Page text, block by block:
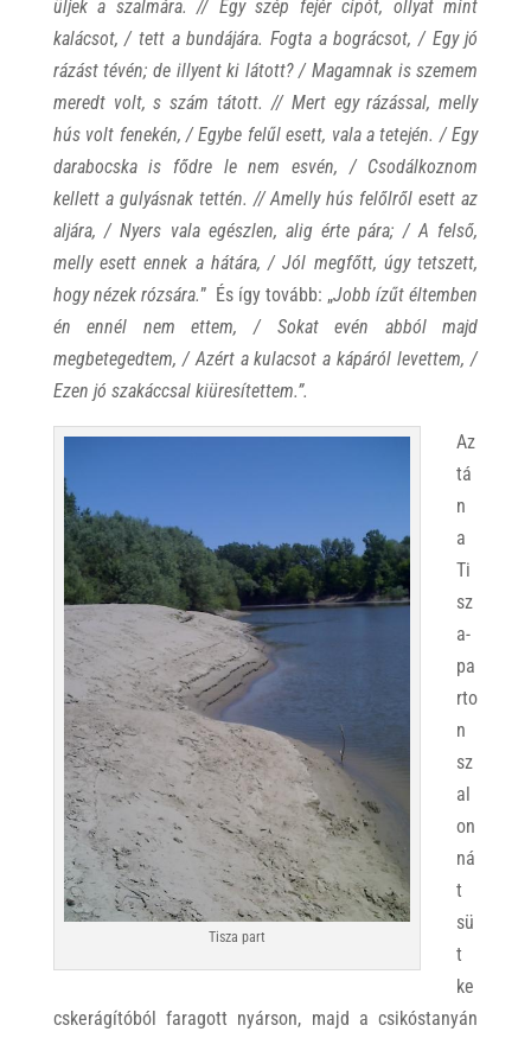
üljek a szalmára. // Egy szép fejér cipót, ollyat mint
kalácsot, / tett a bundájára. Fogta a bográcsot, / Egy jó
rázást tévén; de illyent ki látott? / Magamnak is szemem
meredt volt, s szám tátott. // Mert egy rázással, melly
hús volt fenekén, / Egybe felűl esett, vala a tetején. / Egy
darabocska is fődre le nem esvén, / Csodálkoznom
kellett a gulyásnak tettén. // Amelly hús felőlről esett az
aljára, / Nyers vala egészlen, alig érte pára; / A felső,
melly esett ennek a hátára, / Jól megfőtt, úgy tetszett,
hogy nézek rózsára.” És így tovább: „Jobb ízűt éltemben
én ennél nem ettem, / Sokat evén abból majd
megbetegedtem, / Azért a kulacsot a kápáról levettem, /
Ezen jó szakáccsal kiüresítettem.”.
Tisza part
Az
tá
n
a
Ti
sz
a-
pa
rto
n
sz
al
on
ná
t
sü
t
ke
cskerágítóból faragott nyárson, majd a csikóstanyán